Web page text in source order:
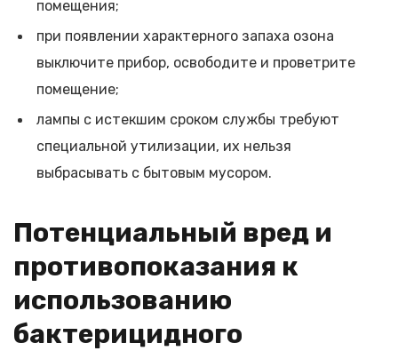
помещения;
при появлении характерного запаха озона
выключите прибор, освободите и проветрите
помещение;
лампы с истекшим сроком службы требуют
специальной утилизации, их нельзя
выбрасывать с бытовым мусором.
Потенциальный вред и
противопоказания к
использованию
бактерицидного